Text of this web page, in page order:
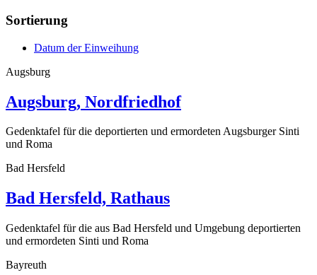
Sortierung
Datum der Einweihung
Augsburg
Augsburg, Nordfriedhof
Gedenktafel für die deportierten und ermordeten Augsburger Sinti
und Roma
Bad Hersfeld
Bad Hersfeld, Rathaus
Gedenktafel für die aus Bad Hersfeld und Umgebung deportierten
und ermordeten Sinti und Roma
Bayreuth